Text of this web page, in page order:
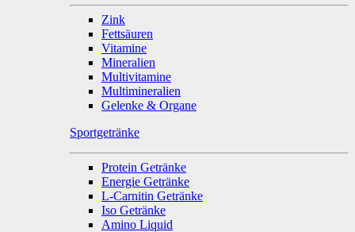
Zink
Fettsäuren
Vitamine
Mineralien
Multivitamine
Multimineralien
Gelenke & Organe
Sportgetränke
Protein Getränke
Energie Getränke
L-Carnitin Getränke
Iso Getränke
Amino Liquid